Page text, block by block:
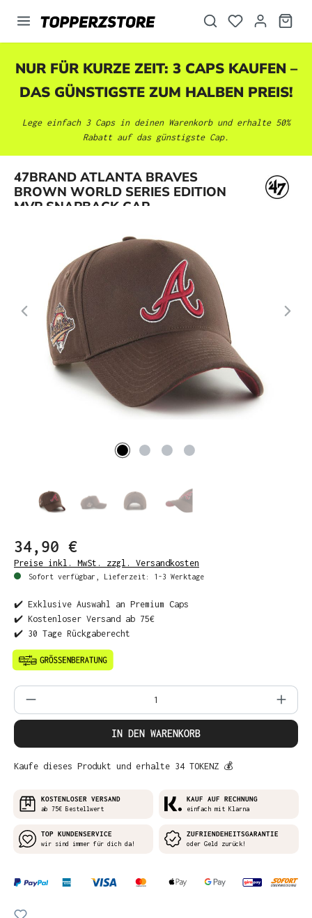
springen
NUR FÜR KURZE ZEIT: 3 CAPS KAUFEN –
DAS GÜNSTIGSTE ZUM HALBEN PREIS!
Lege einfach 3 Caps in deinen Warenkorb und erhalte 50%
Rabatt auf das günstigste Cap.
47BRAND ATLANTA BRAVES
BROWN WORLD SERIES EDITION
MVP SNAPBACK CAP
34,90 €
Preise inkl. MwSt. zzgl. Versandkosten
Sofort verfügbar, Lieferzeit: 1-3 Werktage
✔️ Exklusive Auswahl an Premium Caps
✔️ Kostenloser Versand ab 75€
✔️ 30 Tage Rückgaberecht
Produkt Anzahl: Gib den gewünschten
IN DEN WARENKORB
Kaufe dieses Produkt und erhalte 34 TOKENZ 💰
KOSTENLOSER VERSAND
ab 75€ Bestellwert
KAUF AUF RECHNUNG
einfach mit Klarna
TOP KUNDENSERVICE
wir sind immer für dich da!
ZUFRIENDEHEITSGARANTIE
oder Geld zurück!